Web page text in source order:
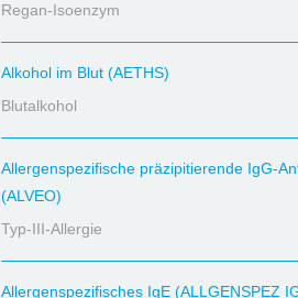
Regan-Isoenzym
Alkohol im Blut (AETHS)
Blutalkohol
Allergenspezifische präzipitierende IgG-
(ALVEO)
Typ-III-Allergie
Allergenspezifisches IgE (ALLGENSPEZ